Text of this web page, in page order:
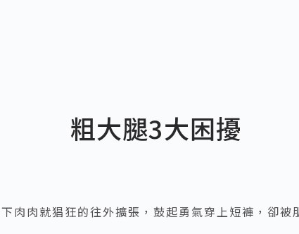
粗大腿3大困擾
肉肉就猖狂的往外擴張，鼓起勇氣穿上短褲，卻